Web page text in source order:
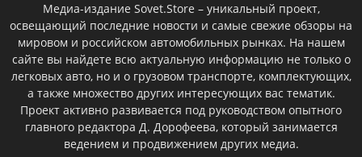
Медиа-издание Sovet.Store – уникальный проект,
освещающий последние новости и самые свежие обзоры на
мировом и российском автомобильных рынках. На нашем
сайте вы найдете всю актуальную информацию не только о
легковых авто, но и о грузовом транспорте, комплектующих,
а также множество других интересующих вас тематик.
Проект активно развивается под руководством опытного
главного редактора Д. Дорофеева, который занимается
ведением и продвижением других медиа.